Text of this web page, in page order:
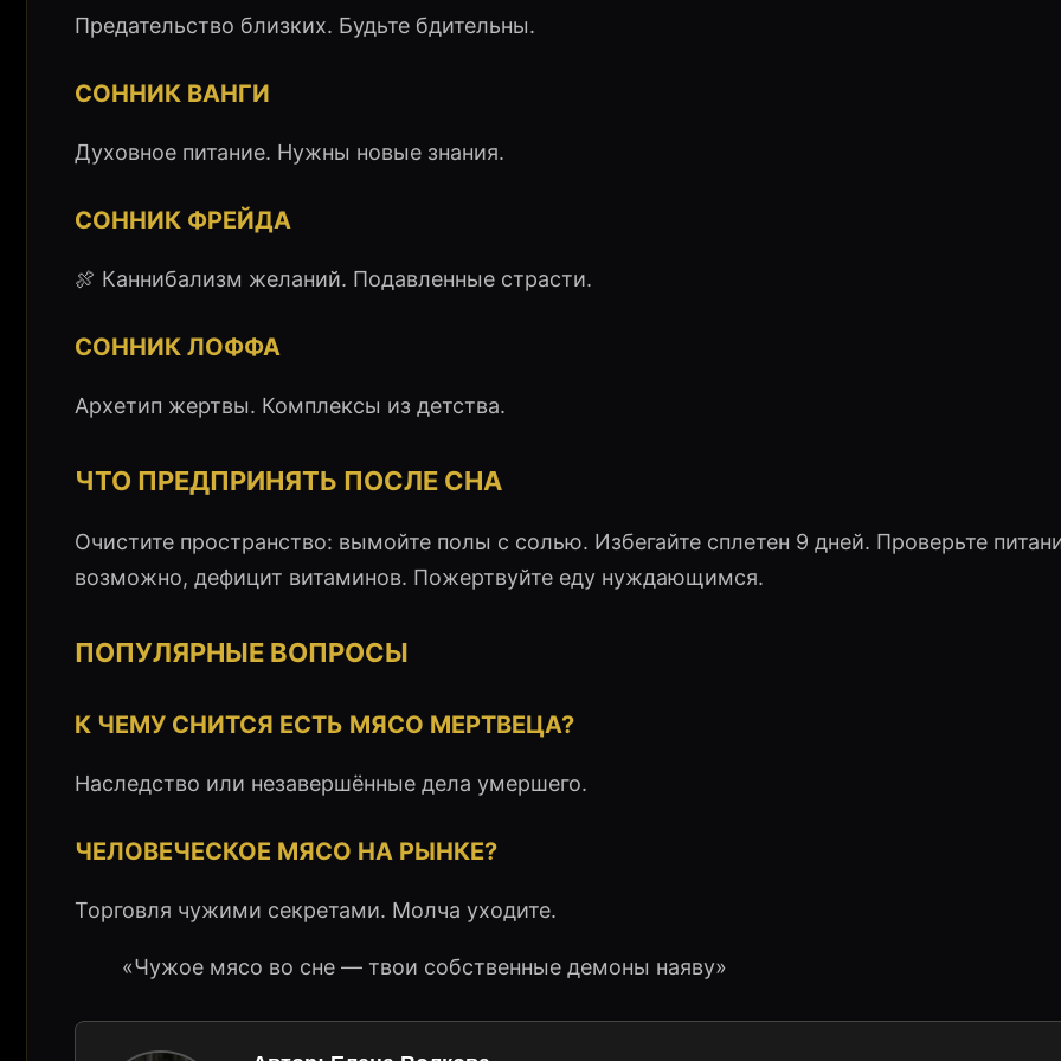
Предательство близких. Будьте бдительны.
СОННИК ВАНГИ
Духовное питание. Нужны новые знания.
СОННИК ФРЕЙДА
🍖 Каннибализм желаний. Подавленные страсти.
СОННИК ЛОФФА
Архетип жертвы. Комплексы из детства.
ЧТО ПРЕДПРИНЯТЬ ПОСЛЕ СНА
Очистите пространство: вымойте полы с солью. Избегайте сплетен 9 дней. Проверьте
возможно, дефицит витаминов. Пожертвуйте еду нуждающимся.
ПОПУЛЯРНЫЕ ВОПРОСЫ
К ЧЕМУ СНИТСЯ ЕСТЬ МЯСО МЕРТВЕЦА?
Наследство или незавершённые дела умершего.
ЧЕЛОВЕЧЕСКОЕ МЯСО НА РЫНКЕ?
Торговля чужими секретами. Молча уходите.
«Чужое мясо во сне — твои собственные демоны наяву»